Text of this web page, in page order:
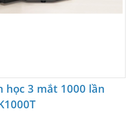
học 3 mắt 1000 lần